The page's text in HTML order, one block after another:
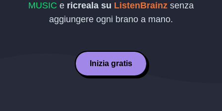
MUSIC e ricreala su ListenBrainz senza
aggiungere ogni brano a mano.
Inizia gratis